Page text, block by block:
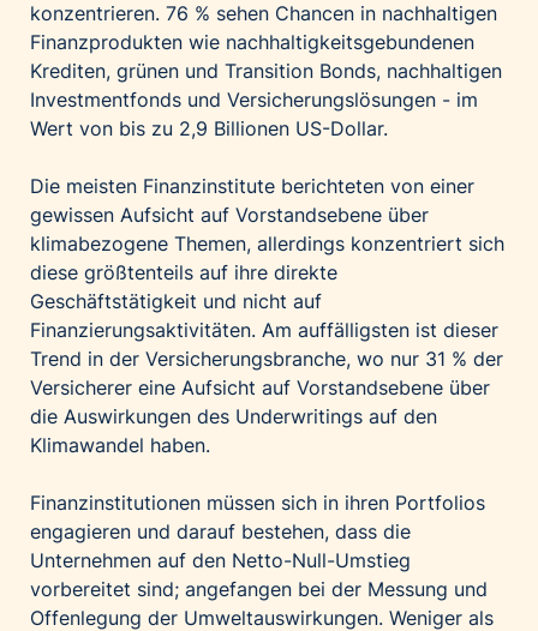
konzentrieren. 76 % sehen Chancen in nachhaltigen
Finanzprodukten wie nachhaltigkeitsgebundenen
Krediten, grünen und Transition Bonds, nachhaltigen
Investmentfonds und Versicherungslösungen - im
Wert von bis zu 2,9 Billionen US-Dollar.
Die meisten Finanzinstitute berichteten von einer
gewissen Aufsicht auf Vorstandsebene über
klimabezogene Themen, allerdings konzentriert sich
diese größtenteils auf ihre direkte
Geschäftstätigkeit und nicht auf
Finanzierungsaktivitäten. Am auffälligsten ist dieser
Trend in der Versicherungsbranche, wo nur 31 % der
Versicherer eine Aufsicht auf Vorstandsebene über
die Auswirkungen des Underwritings auf den
Klimawandel haben.
Finanzinstitutionen müssen sich in ihren Portfolios
engagieren und darauf bestehen, dass die
Unternehmen auf den Netto-Null-Umstieg
vorbereitet sind; angefangen bei der Messung und
Offenlegung der Umweltauswirkungen. Weniger als